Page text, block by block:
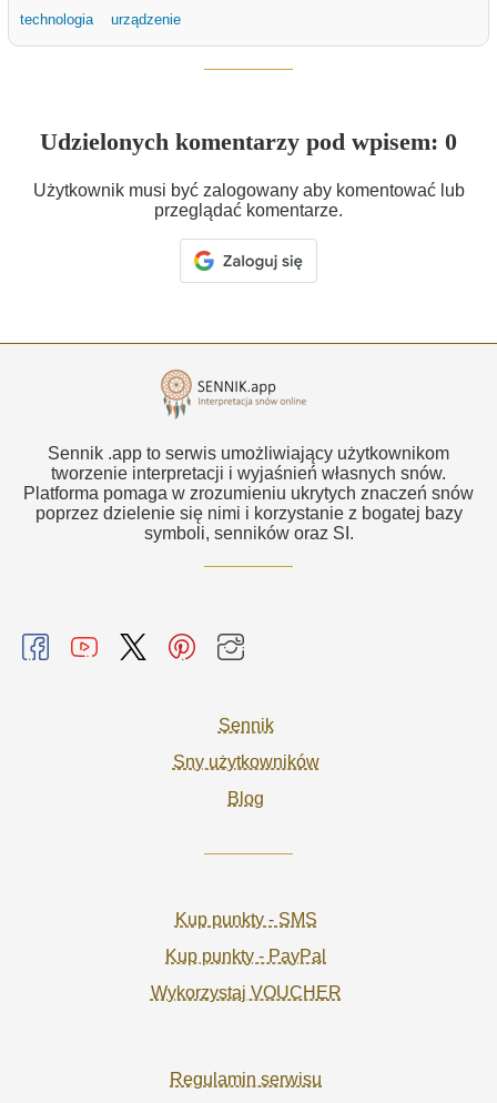
technologia
urządzenie
Udzielonych komentarzy pod wpisem: 0
Użytkownik musi być zalogowany aby komentować lub
przeglądać komentarze.
Sennik .app to serwis umożliwiający użytkownikom
tworzenie interpretacji i wyjaśnień własnych snów.
Platforma pomaga w zrozumieniu ukrytych znaczeń snów
poprzez dzielenie się nimi i korzystanie z bogatej bazy
symboli, senników oraz SI.
Sennik
Sny użytkowników
Blog
Kup punkty - SMS
Kup punkty - PayPal
Wykorzystaj VOUCHER
Regulamin serwisu